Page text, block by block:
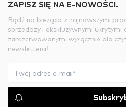
ZAPISZ SIĘ NA E-NOWOŚCI.
Bądź na bieżąco z najnowszymi
sprzedaży i ekskluzywnymi ukrytymi
zarezerwowanymi wyłącznie dla
newslettera!